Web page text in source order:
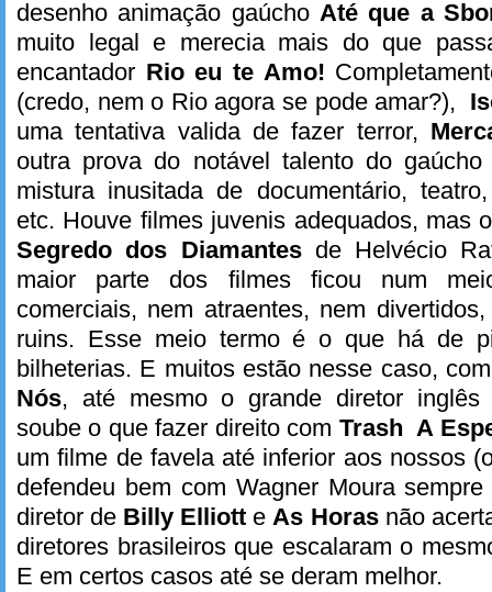
desenho animação gaúcho Até que a
muito legal e merecia mais do que
encantador Rio eu te Amo!
(credo, nem o Rio agora se pode amar?),
uma tentativa valida de fazer terror,
outra prova do notável talento do
mistura inusitada de documentário,
etc. Houve filmes juvenis adequados, mas
Segredo dos Diamantesde Helvécio
maior parte dos filmes ficou num
comerciais, nem atraentes, nem
ruins. Esse meio termo é o que há de
bilheterias. E muitos estão nesse caso,
Nós, até mesmo o grande diretor inglês
soube o que fazer direito com Trash A
um filme de favela até inferior aos nossos
defendeu bem com Wagner Moura
diretor de Billy Elliott eAs Horasnão
diretores brasileiros que escalaram o
E em certos casos até se deram melhor.